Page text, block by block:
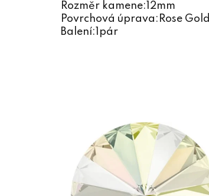
Rozměr kamene:12mm
Povrchová úprava:Rose Gold
Balení:1pár